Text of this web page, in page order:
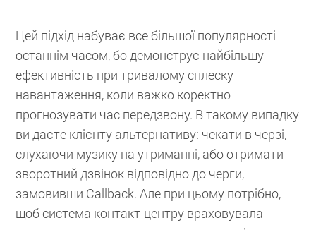
Цей підхід набуває все більшої популярності
останнім часом, бо демонструє найбільшу
ефективність при тривалому сплеску
навантаження, коли важко коректно
прогнозувати час передзвону. В такому випадку
ви даєте клієнту альтернативу: чекати в черзі,
слухаючи музику на утриманні, або отримати
зворотний дзвінок відповідно до черги,
замовивши Callback. Але при цьому потрібно,
щоб система контакт-центру враховувала